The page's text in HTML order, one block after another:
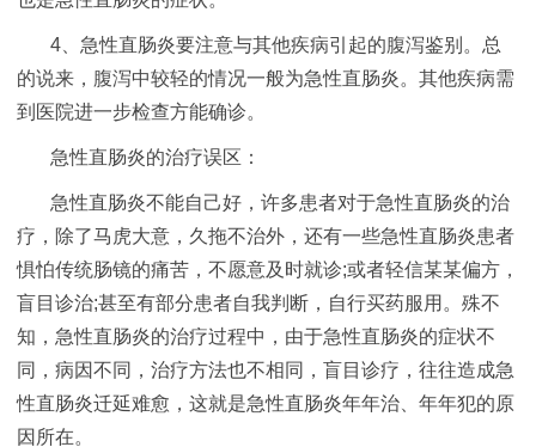
4、急性直肠炎要注意与其他疾病引起的腹泻鉴别。总
的说来，腹泻中较轻的情况一般为急性直肠炎。其他疾病需
到医院进一步检查方能确诊。
急性直肠炎的治疗误区：
急性直肠炎不能自己好，许多患者对于急性直肠炎的治
疗，除了马虎大意，久拖不治外，还有一些急性直肠炎患者
惧怕传统肠镜的痛苦，不愿意及时就诊;或者轻信某某偏方，
盲目诊治;甚至有部分患者自我判断，自行买药服用。殊不
知，急性直肠炎的治疗过程中，由于急性直肠炎的症状不
同，病因不同，治疗方法也不相同，盲目诊疗，往往造成急
性直肠炎迁延难愈，这就是急性直肠炎年年治、年年犯的原
因所在。